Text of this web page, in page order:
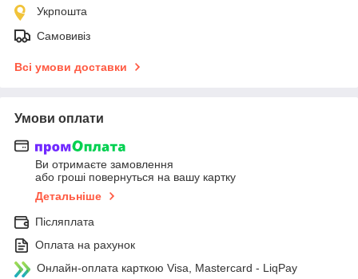
Укрпошта
Самовивіз
Всі умови доставки
Умови оплати
Ви отримаєте замовлення
або гроші повернуться на вашу картку
Детальніше
Післяплата
Оплата на рахунок
Онлайн-оплата карткою Visa, Mastercard - LiqPay